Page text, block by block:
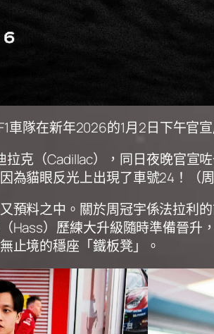
車隊在新年2026的1月2日下午官
拉克（Cadillac），同日夜晚官
為貓眼反光上出現了車號24！（
預料之中。關於周冠宇係法拉利
Hass）歷練大升級隨時準備晉
止境的穩座「鐵板凳」。